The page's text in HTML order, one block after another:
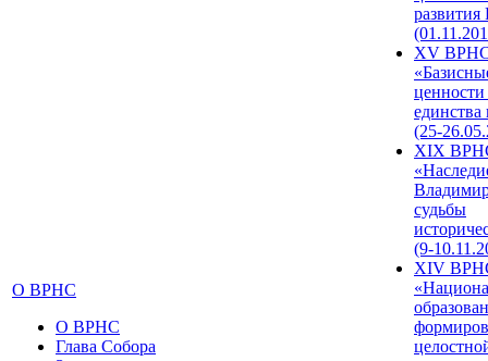
О ВРНС
О ВРНС
Глава Собора
развития
XV
единства
(25-
XIX
судьбы
(9-
XIV